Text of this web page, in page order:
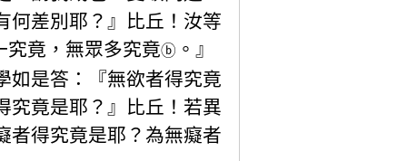
何差別耶？』比丘！汝等
究竟，無眾多究竟ⓑ 。』
如是答：『無欲者得究竟
究竟是耶？』比丘！若異
者得究竟是耶？為無癡者